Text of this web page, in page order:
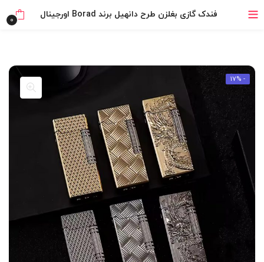
خرید قسطی با ترب‌پی
فندک گازی بغلزن طرح دانهیل برند Borad اورجینال 0
- 17%